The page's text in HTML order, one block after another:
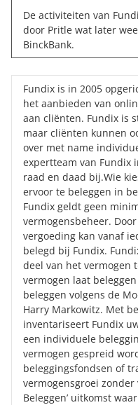
De activiteiten van
door Pritle wat later
BinckBank.
Fundix is in 2005
het aanbieden van
aan cliënten. Fundix is
maar cliënten kunnen
over met name
expertteam van Fundix
raad en daad bij.Wie
ervoor te beleggen in
Fundix geldt geen
vermogensbeheer.
vergoeding kan vanaf
belegd bij Fundix.
deel van het vermogen
vermogen laat
beleggen volgens de
Harry Markowitz. Met
inventariseert Fundix
een individuele
vermogen gespreid
beleggingsfondsen of
vermogensgroei zonder
Beleggen’ uitkomst